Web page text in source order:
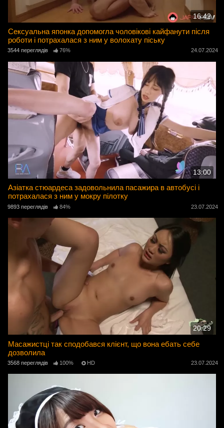
16:42
Сексуальна японка допомогла чоловікові кайфанути після
роботи і потрахалася з ним у волохату піську
3544 переглядів 76% 24.07.2024
13:00
Азіатка стюардеса задовольнила пасажира в автобусі і
потрахалася з ним у мокру пілотку
9893 переглядів 84% 23.07.2024
20:29
Масажистці так сподобався клієнт, що вона ебать себе
дозволила
3568 переглядів 100% HD 23.07.2024